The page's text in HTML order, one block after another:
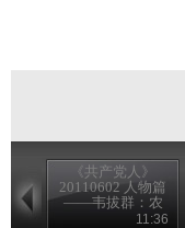
《共产党人》
20110602 人物篇
——韦拔群：农
民的好拔哥11:36